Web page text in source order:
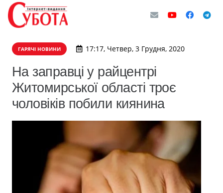
ГАРЯЧІ НОВИНИ 17:17, Четвер, 3 Грудня, 2020
​На заправці у райцентрі
Житомирської області троє
чоловіків побили киянина